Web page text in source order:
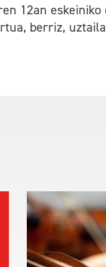
12an eskeiniko
berriz,